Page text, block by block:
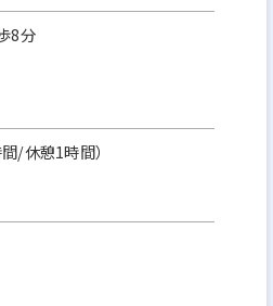
8分
/休憩1時間）